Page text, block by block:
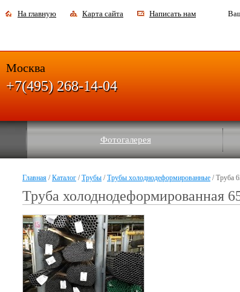
На главную Карта сайта Написать нам
Фотогалерея
Москва
+7(495) 268-14-04
Главная /Каталог /Трубы /Трубы холоднодеформированные / Труба
Труба холоднодеформированная